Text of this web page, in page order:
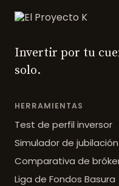
Invertir por tu
solo.
HERRAMIENTAS
Test de perfil inversor
Simulador de jubilación
Comparativa de
Liga de Fondos Basura